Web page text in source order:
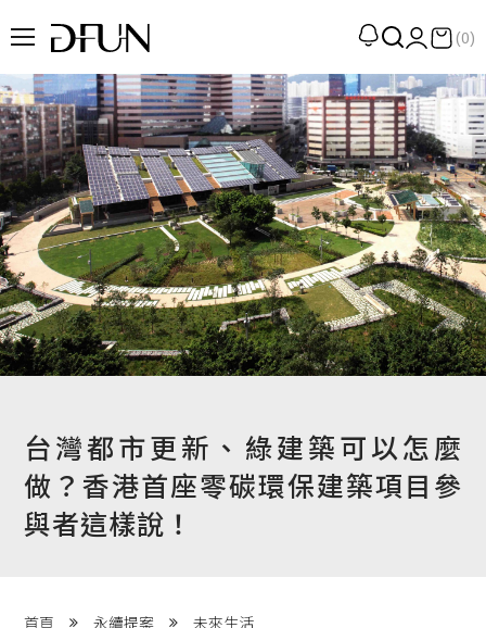
劃
點
察
案
場
訪
展
們 About DFUN
程 Milestones
(0)
台灣都市更新、綠建築可以怎麼
做？香港首座零碳環保建築項目參
與者這樣說！
首頁 永續提案
未來生活